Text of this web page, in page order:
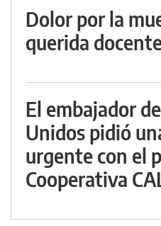
Dolor por la
querida
El embajador
Unidos pidió
urgente con el
Cooperativa